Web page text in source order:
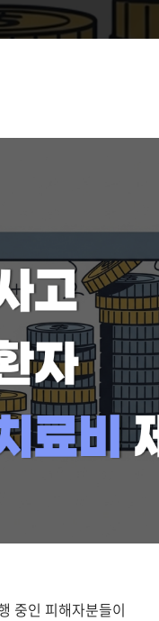
중인 피해자분들이